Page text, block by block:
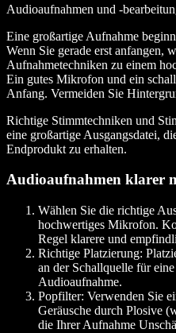
Audioaufnahmen und -
Eine großartige Aufnahme
Wenn Sie gerade erst anfangen,
Aufnahmetechniken zu einem
Ein gutes Mikrofon und ein
Anfang. Vermeiden Sie
Richtige Stimmtechniken und
eine großartige Ausgangsdatei,
Endprodukt zu erhalten.
Audioaufnahmen klarer
Wählen Sie die richtige
hochwertiges Mikrofon.
Regel klarere und
Richtige Platzierung:
an der Schallquelle für
Audioaufnahme.
Popfilter: Verwenden Sie
Geräusche durch Plosive
die Ihrer Aufnahme